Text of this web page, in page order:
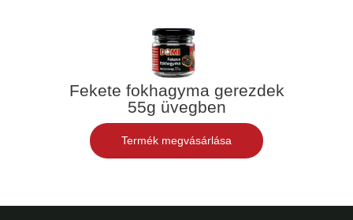
Fekete fokhagyma gerezdek
55g üvegben
Termék megvásárlása